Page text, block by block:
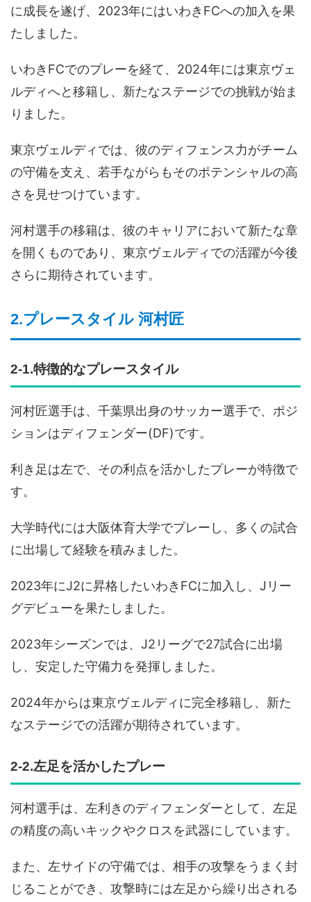
に成長を遂げ、2023年にはいわきFCへの加入を果
たしました。
いわきFCでのプレーを経て、2024年には東京ヴェ
ルディへと移籍し、新たなステージでの挑戦が始ま
りました。
東京ヴェルディでは、彼のディフェンス力がチーム
の守備を支え、若手ながらもそのポテンシャルの高
さを見せつけています。
河村選手の移籍は、彼のキャリアにおいて新たな章
を開くものであり、東京ヴェルディでの活躍が今後
さらに期待されています。
2.プレースタイル 河村匠
2-1.特徴的なプレースタイル
河村匠選手は、千葉県出身のサッカー選手で、ポジ
ションはディフェンダー(DF)です。
利き足は左で、その利点を活かしたプレーが特徴で
す。
大学時代には大阪体育大学でプレーし、多くの試合
に出場して経験を積みました。
2023年にJ2に昇格したいわきFCに加入し、Jリー
グデビューを果たしました。
2023年シーズンでは、J2リーグで27試合に出場
し、安定した守備力を発揮しました。
2024年からは東京ヴェルディに完全移籍し、新た
なステージでの活躍が期待されています。
2-2.左足を活かしたプレー
河村選手は、左利きのディフェンダーとして、左足
の精度の高いキックやクロスを武器にしています。
また、左サイドの守備では、相手の攻撃をうまく封
じることができ、攻撃時には左足から繰り出される